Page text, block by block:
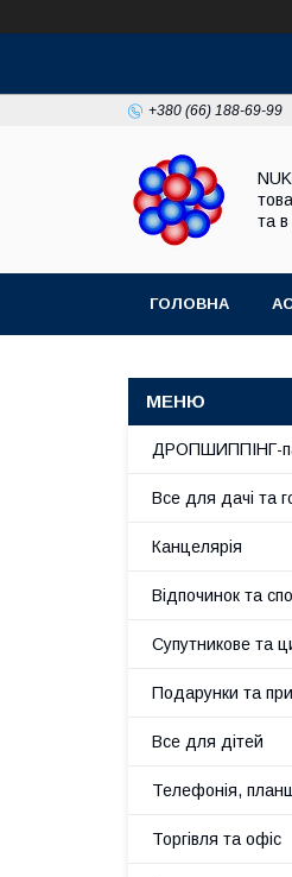
+380 (66) 188-69-99
та в
ГОЛОВНА
ДРОПШИППІНГ-
Все для дачі та
Канцелярія
Відпочинок та
Супутникове та
Подарунки та
Все для дітей
Телефонія,
Торгівля та офіс